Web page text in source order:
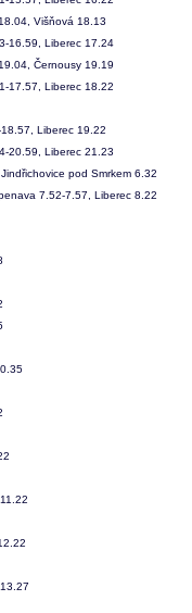
Višňová 18.13
16.59, Liberec 17.24
Černousy 19.19
17.57, Liberec 18.22
Liberec 19.22
20.59, Liberec 21.23
pod Smrkem 6.32
7.52-7.57, Liberec 8.22